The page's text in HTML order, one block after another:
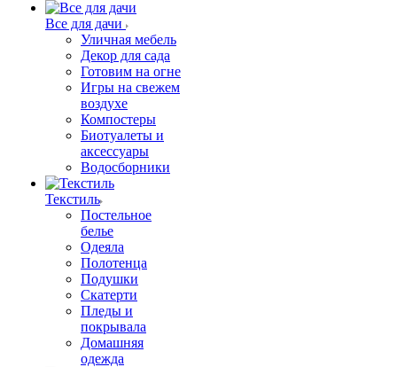
Все для дачи
Уличная мебель
Декор для сада
Готовим на огне
Игры на свежем
воздухе
Компостеры
Биотуалеты и
аксессуары
Водосборники
Текстиль
Постельное
белье
Одеяла
Полотенца
Подушки
Скатерти
Пледы и
покрывала
Домашняя
одежда